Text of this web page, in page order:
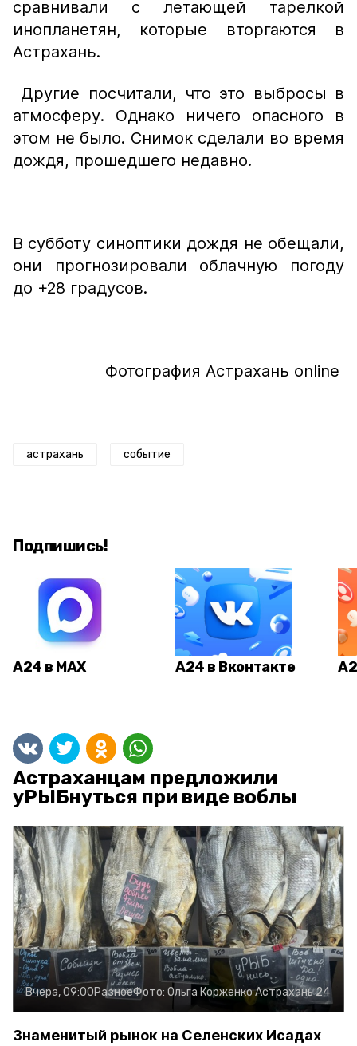
сравнивали с летающей тарелкой
инопланетян, которые вторгаются в
Астрахань.
Другие посчитали, что это выбросы в
атмосферу. Однако ничего опасного в
этом не было. Снимок сделали во время
дождя, прошедшего недавно.
В субботу синоптики дождя не обещали,
они прогнозировали облачную погоду
до +28 градусов.
Фотография Астрахань online
астрахань событие
Подпишись!
А24 в MAX А24 в Вконтакте
Астраханцам предложили
уРЫБнуться при виде воблы
Вчера, 09:00РазноеФото: Ольга КорженкоАстрахань 24
Знаменитый рынок на Селенских Исадах